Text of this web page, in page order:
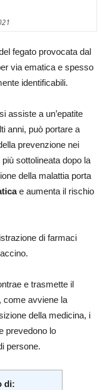
fegato provocata dal
via ematica e spesso
identificabili.
assiste a un’epatite
anni, può portare a
prevenzione nei
sottolineata dopo la
della malattia porta
e aumenta il rischio
di farmaci
e trasmette il
come avviene la
della medicina, i
prevedono lo
persone.
di: